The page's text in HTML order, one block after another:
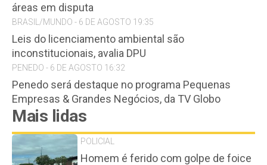
áreas em disputa
BRASIL/MUNDO - 6 DE AGOSTO 19:35
Leis do licenciamento ambiental são
inconstitucionais, avalia DPU
PENEDO - 6 DE AGOSTO 16:32
Penedo será destaque no programa Pequenas
Empresas & Grandes Negócios, da TV Globo
Mais lidas
POLICIAL
Homem é ferido com golpe de foice